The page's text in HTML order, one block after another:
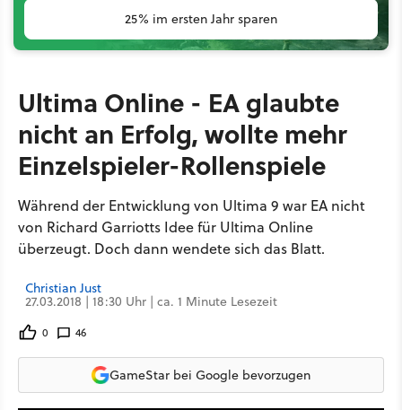
25% im ersten Jahr sparen
Ultima Online - EA glaubte
nicht an Erfolg, wollte mehr
Einzelspieler-Rollenspiele
Während der Entwicklung von Ultima 9 war EA nicht
von Richard Garriotts Idee für Ultima Online
überzeugt. Doch dann wendete sich das Blatt.
Christian Just
27.03.2018 | 18:30 Uhr | ca. 1 Minute Lesezeit
0 46
GameStar bei Google bevorzugen